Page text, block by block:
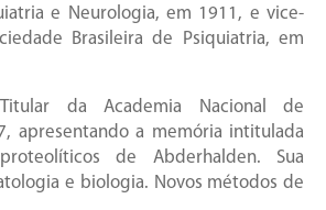
e Neurologia, em 1911, e vice-
Brasileira de Psiquiatria, em
da Academia Nacional de
apresentando a memória intitulada
de Abderhalden. Sua
e biologia. Novos métodos de